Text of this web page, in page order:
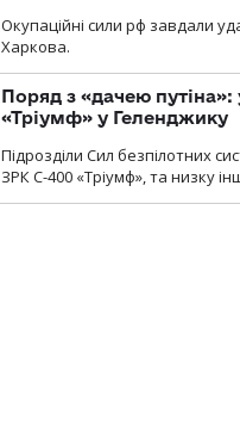
Окупаційні сили рф завдали
Харкова.
Поряд з «дачею
«Тріумф» у Геленджику
Підрозділи Сил безпілотних
ЗРК С-400 «Тріумф», та низку